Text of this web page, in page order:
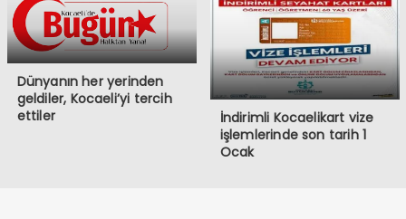
Dünyanın her yerinden
geldiler, Kocaeli’yi tercih
ettiler
İndirimli Kocaelikart vize
işlemlerinde son tarih 1
Ocak